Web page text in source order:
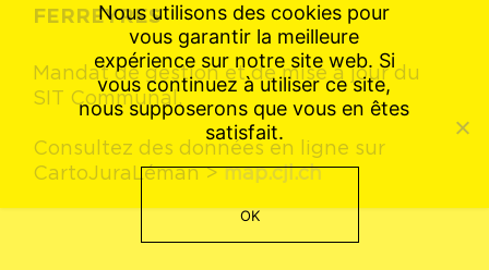
FERREYRES
Mandat de gestion et de mise à jour du
SIT Communal.
Consultez des données en ligne sur
CartoJuraLéman >map.cjl.ch
Nous utilisons des cookies pour
vous garantir la meilleure
expérience sur notre site web. Si
vous continuez à utiliser ce site,
nous supposerons que vous en êtes
satisfait.
OK